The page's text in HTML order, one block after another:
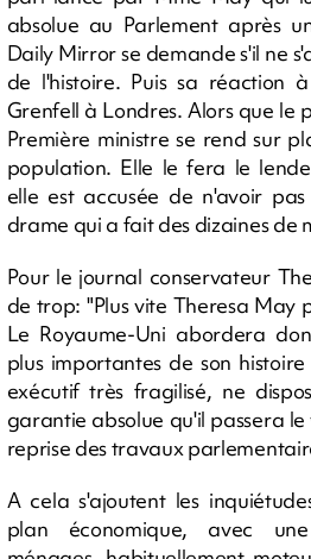
absolue au Parlement après
Daily Mirror se demande s'il ne
de l'histoire. Puis sa réaction
Grenfell à Londres. Alors que le
Première ministre se rend sur
population. Elle le fera le
elle est accusée de n'avoir
drame qui a fait des dizaines de
Pour le journal conservateur
de trop: "Plus vite Theresa May
Le Royaume-Uni abordera
plus importantes de son
exécutif très fragilisé, ne
garantie absolue qu'il passera
reprise des travaux
A cela s'ajoutent les
plan économique, avec